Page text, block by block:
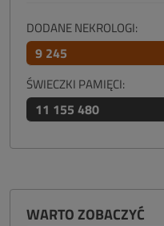
DODANE NEKROLOGI:
9 245
ŚWIECZKI PAMIĘCI:
11 155 480
WARTO ZOBACZYĆ